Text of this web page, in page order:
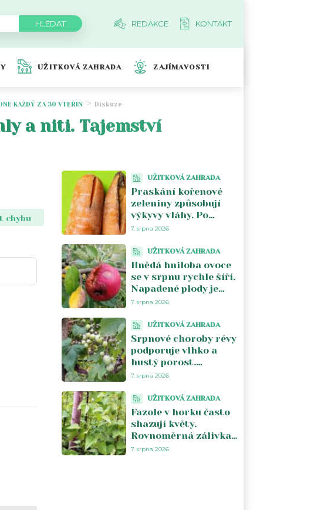
REDAKCE KONTAKT
UŽITKOVÁ ZAHRADA ZAJÍMAVOSTI
KAŽDÝ ZA 30 VTEŘIN Diskuze
a niti. Tajemství
chybu
UŽITKOVÁ ZAHRADA
Praskání kořenové
zeleniny způsobují
výkyvy vláhy. Po
suchu škodí nárazové
7. srpna 2026
UŽITKOVÁ ZAHRADA
Hnědá hniloba ovoce
se v srpnu rychle šíří.
Napadené plody je
lepší ze stromu
7. srpna 2026
UŽITKOVÁ ZAHRADA
Srpnové choroby révy
podporuje vlhko a
hustý porost.
Pomáhá vzdušnost a
napadených částí
7. srpna 2026
UŽITKOVÁ ZAHRADA
Fazole v horku často
shazují květy.
Rovnoměrná zálivka
a chladnější počasí
7. srpna 2026